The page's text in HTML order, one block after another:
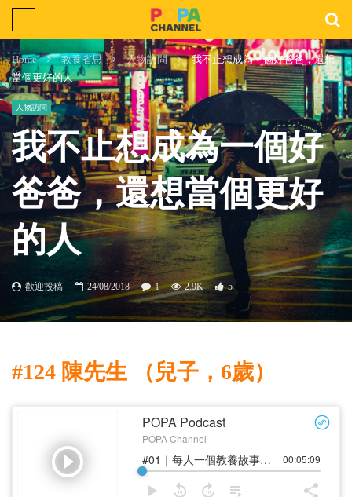
Home 教養省思 人物訪問
我不止想成為一個好爸爸，還想
當個更好的人
人物訪問
我不止想成為一個好
爸爸，還想當個更好
的人
歡迎投稿 24/08/2018 1 2.9K 5
#124 陳先生 （兒子，6歲）